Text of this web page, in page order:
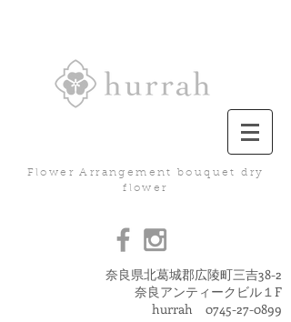
Flower Arrangement bouquet dry
flower
奈良県北葛城郡広陵町三吉38-2
奈良アンティークビル１F
hurrah 0745-27-0899